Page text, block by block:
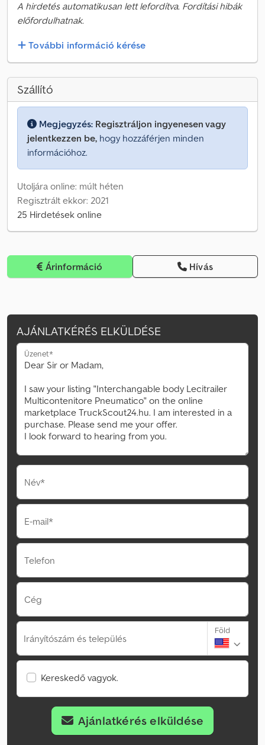
A hirdetés automatikusan lett lefordítva. Fordítási hibák
előfordulhatnak.
További információ kérése
Szállító
Megjegyzés: Regisztráljon ingyenesen vagy
jelentkezzen be, hogy hozzáférjen minden
információhoz.
Utoljára online: múlt héten
Regisztrált ekkor: 2021
25 Hirdetések online
Árinformáció Hívás
AJÁNLATKÉRÉS ELKÜLDÉSE
Üzenet*
Név*
E-mail*
Telefon
Cég
Irányítószám és település
Föld
Kereskedő vagyok.
Ajánlatkérés elküldése